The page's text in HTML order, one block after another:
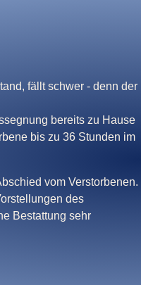
fällt schwer - denn der
bereits zu Hause
bis zu 36 Stunden im
vom Verstorbenen.
des
Bestattung sehr